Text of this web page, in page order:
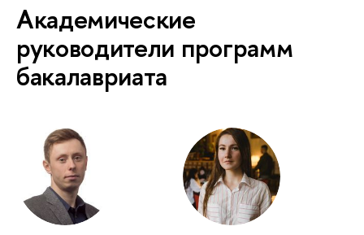
Академические
руководители программ
бакалавриата